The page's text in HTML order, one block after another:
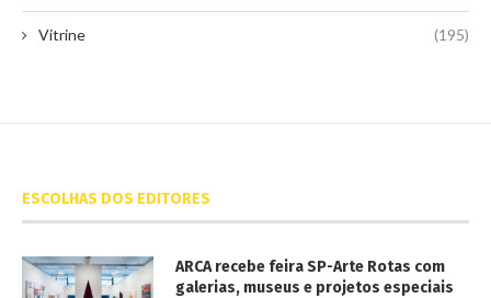
Vitrine (195)
ESCOLHAS DOS EDITORES
ARCA recebe feira SP-Arte Rotas com
galerias, museus e projetos especiais